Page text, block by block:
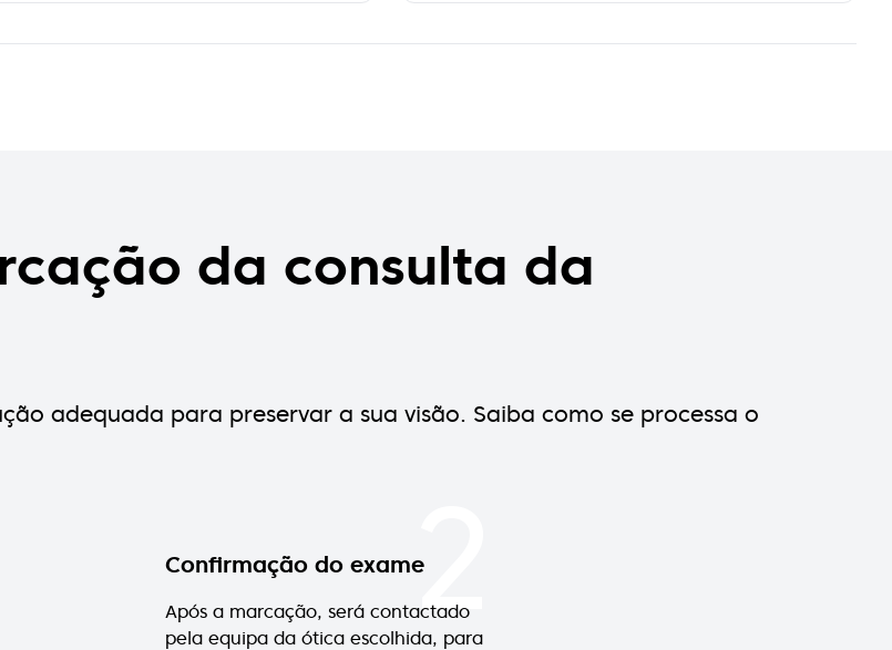
da consulta da
adequada para preservar a sua visão. Saiba como se processa o
Confirmação do exame
Após a marcação, será contactado
pela equipa da ótica escolhida, para
2